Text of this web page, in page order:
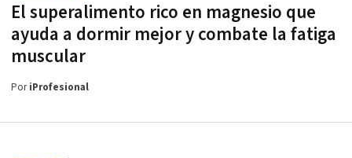
El superalimento rico en magnesio que
ayuda a dormir mejor y combate la fatiga
muscular
PoriProfesional